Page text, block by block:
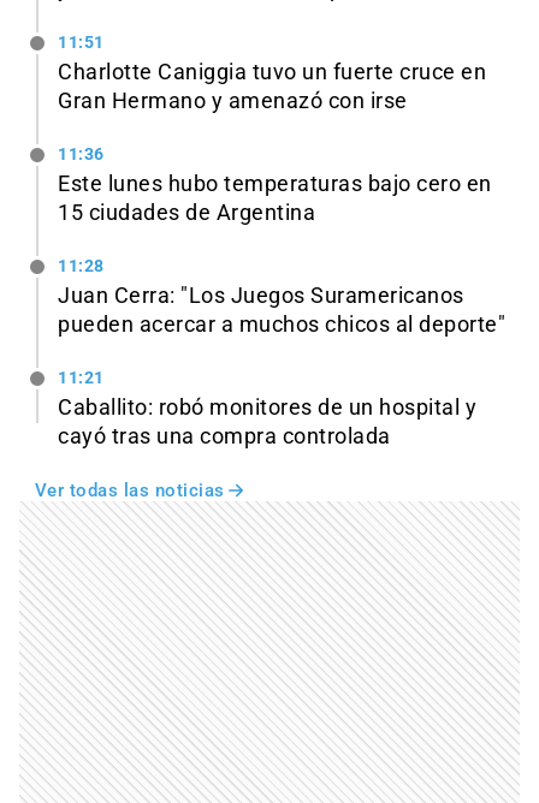
11:51
Charlotte Caniggia tuvo un fuerte cruce en
Gran Hermano y amenazó con irse
11:36
Este lunes hubo temperaturas bajo cero en
15 ciudades de Argentina
11:28
Juan Cerra: "Los Juegos Suramericanos
pueden acercar a muchos chicos al deporte"
11:21
Caballito: robó monitores de un hospital y
cayó tras una compra controlada
Ver todas las noticias